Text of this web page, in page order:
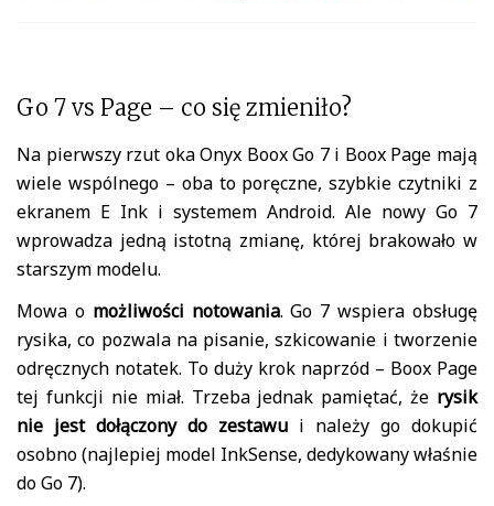
Go 7 vs Page – co się zmieniło?
Na pierwszy rzut oka Onyx Boox Go 7 i Boox Page mają
wiele wspólnego – oba to poręczne, szybkie czytniki z
ekranem E Ink i systemem Android. Ale nowy Go 7
wprowadza jedną istotną zmianę, której brakowało w
starszym modelu.
Mowa o możliwości notowania. Go 7 wspiera obsługę
rysika, co pozwala na pisanie, szkicowanie i tworzenie
odręcznych notatek. To duży krok naprzód – Boox Page
tej funkcji nie miał. Trzeba jednak pamiętać, że rysik
nie jest dołączony do zestawu i należy go dokupić
osobno (najlepiej model InkSense, dedykowany właśnie
do Go 7).